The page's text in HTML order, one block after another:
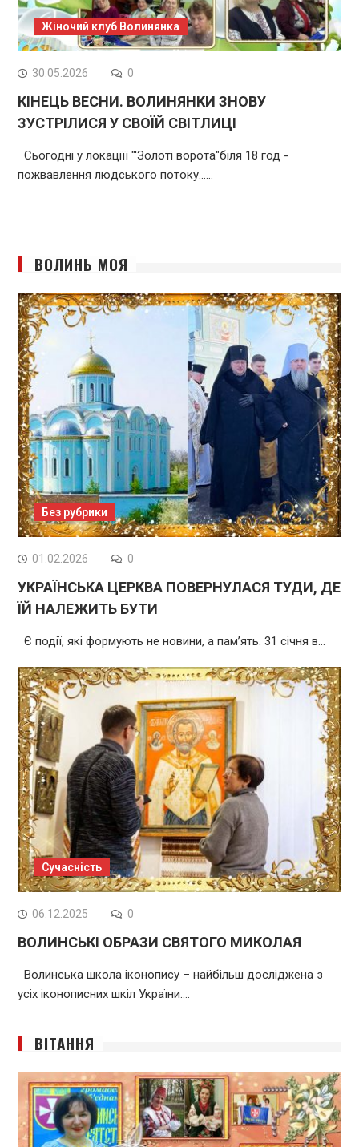
Жіночий клуб Волинянка
30.05.2026 0
КІНЕЦЬ ВЕСНИ. ВОЛИНЯНКИ ЗНОВУ
ЗУСТРІЛИСЯ У СВОЇЙ СВІТЛИЦІ
Сьогодні у локаціїї "'Золоті ворота"біля 18 год -
пожвавлення людського потоку...…
ВОЛИНЬ МОЯ
Без рубрики
01.02.2026 0
УКРАЇНСЬКА ЦЕРКВА ПОВЕРНУЛАСЯ ТУДИ, ДЕ
ЇЙ НАЛЕЖИТЬ БУТИ
Є події, які формують не новини, а пам’ять. 31 січня в…
Сучасність
06.12.2025 0
ВОЛИНСЬКІ ОБРАЗИ СВЯТОГО МИКОЛАЯ
Волинська школа іконопису – найбільш досліджена з
усіх іконописних шкіл України.…
ВІТАННЯ